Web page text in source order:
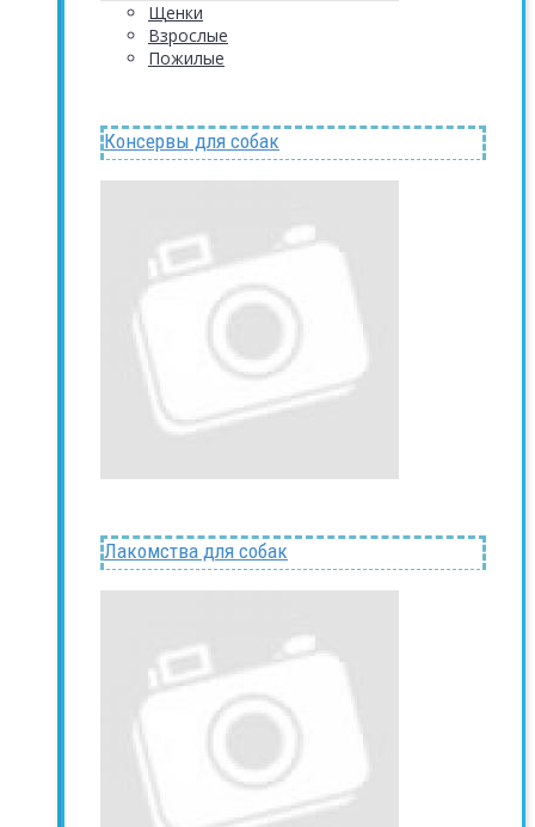
Щенки
Взрослые
Пожилые
Консервы для собак
Лакомства для собак